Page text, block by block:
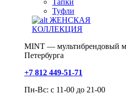
Тапки
Туфли
ЖЕНСКАЯ
КОЛЛЕКЦИЯ
MINT — мультибрендовый
Петербурга
+7 812 449-51-71
Пн-Вс: с 11-00 до 21-00